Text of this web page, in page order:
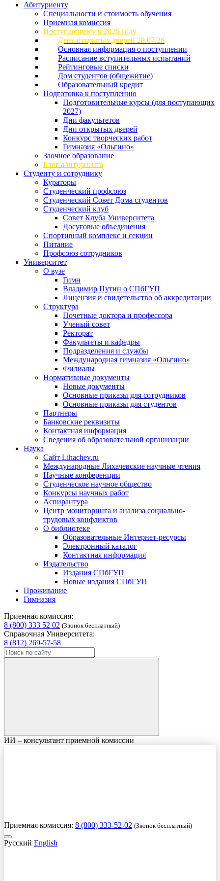
Абитуриенту
Специальности и стоимость обучения
Приемная комиссия
Поступающему в 2026 году
День открытых дверей 28.07.26
Основная информация о поступлении
Расписание вступительных испытаний
Рейтинговые списки
Дом студентов (общежитие)
Образовательный кредит
Подготовка к поступлению
Подготовительные курсы (для поступающих
2027)
Дни факультетов
Дни открытых дверей
Конкурс творческих работ
Гимназия «Ольгино»
Заочное образование
Блог абитуриента
Студенту и сотруднику
Кураторы
Студенческий профсоюз
Студенческий Совет Дома студентов
Студенческий клуб
Совет Клуба Университета
Досуговые объединения
Спортивный комплекс и секции
Питание
Профсоюз сотрудников
Университет
О вузе
Гимн
Владимир Путин о СПбГУП
Лицензия и свидетельство об аккредитации
Структура
Почетные доктора и профессора
Ученый совет
Ректорат
Факультеты и кафедры
Подразделения и службы
Международная гимназия «Ольгино»
Филиалы
Нормативные документы
Новые документы
Основные приказы для сотрудников
Основные приказы для студентов
Партнеры
Банковские реквизиты
Контактная информация
Сведения об образовательной организации
Наука
Сайт Lihachev.ru
Международные Лихачевские научные чтения
Научные конференции
Студенческое научное общество
Конкурсы научных работ
Аспирантура
Центр мониторинга и анализа социально-
трудовых конфликтов
О библиотеке
Образовательные Интернет-ресурсы
Электронный каталог
Контактная информация
Издательство
Издания СПбГУП
Новые издания СПбГУП
Проживание
Гимназия
Приемная комиссия:
8 (800) 333 52 02 (Звонок бесплатный)
Справочная Университета:
8 (812) 269-57-58
ИИ – консультант приемной комиссии
Приемная комиссия: 8 (800) 333-52-02 (Звонок бесплатный)
Русский English